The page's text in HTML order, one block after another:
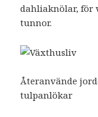
dahliaknölar, för
tunnor.
Återanvände
tulpanlökar